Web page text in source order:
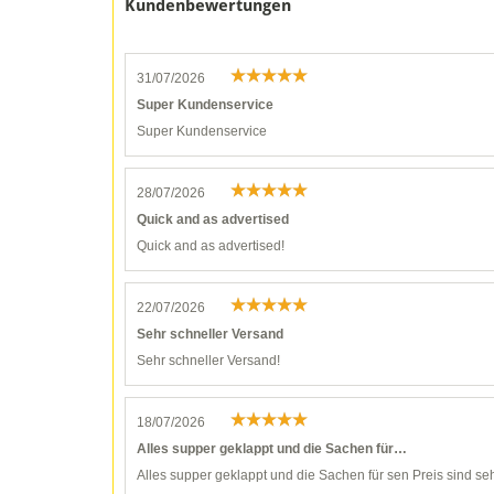
Kundenbewertungen
31/07/2026
Super Kundenservice
Super Kundenservice
28/07/2026
Quick and as advertised
Quick and as advertised!
22/07/2026
Sehr schneller Versand
Sehr schneller Versand!
18/07/2026
Alles supper geklappt und die Sachen für…
Alles supper geklappt und die Sachen für sen Preis sind